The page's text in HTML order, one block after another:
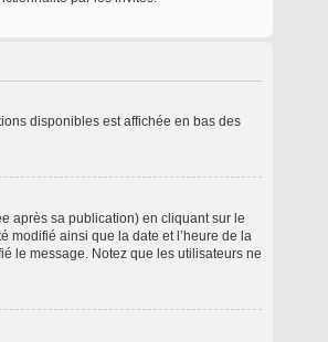
disponibles est affichée en bas des
après sa publication) en cliquant sur le
modifié ainsi que la date et l’heure de la
le message. Notez que les utilisateurs ne